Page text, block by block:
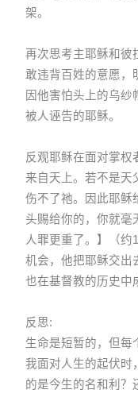
架。
再次思考主耶稣和彼
敢违背百姓的意愿，
因他害怕头上的乌
被人诬告的耶稣。
反观耶稣在面对掌权
来自天上。若不是天
伤不了祂。因此耶稣
头赐给你的，你就毫
人罪更重了。】（约
机会，他把耶稣交出
也在基督教的历史中
反思:
生命是短暂的，但每
我面对人生的起伏时
的是今生的名和利？